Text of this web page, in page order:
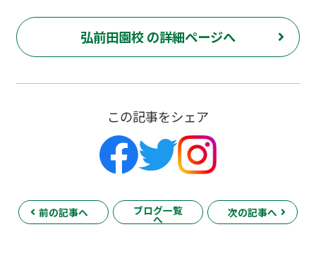
弘前田園校 の詳細ページへ
この記事をシェア
前の記事へ ブログ一覧
へ
次の記事へ